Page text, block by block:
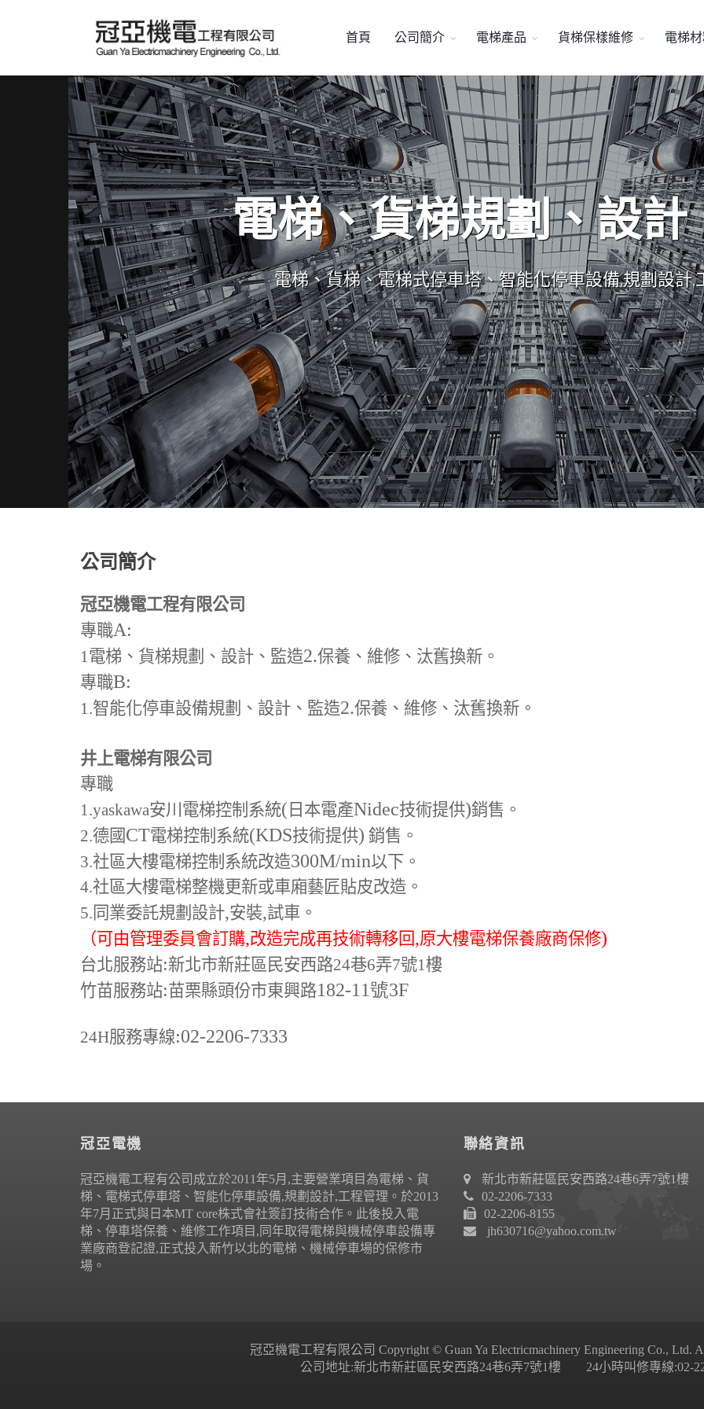
首頁 公司簡介 電梯產品 貨梯保樣維修 電梯
電梯、貨梯規劃、設計
電梯、貨梯、電梯式停車塔、智能化停車設備,規劃設計,
公司簡介
冠亞機電工程有限公司
專職A:
1電梯、貨梯規劃、設計、監造2.保養、維修、汰舊換新。
專職B:
1.智能化停車設備規劃、設計、監造2.保養、維修、汰舊換新。
井上電梯有限公司
專職
1.yaskawa安川電梯控制系統( 日本電產Nidec技術提供)銷售。
2.德國 CT電梯控制系統(KDS技術提供) 銷售。
3.社區大樓電梯控制系統改造300M/min以下。
4.社區大樓電梯整機更新或車廂藝匠貼皮改造。
5. 同業委託規劃設計,安裝,試車。
（可由管理委員會訂購,改造完成再技術轉移回,原大樓電梯保養廠商保修)
台北服務站:新北市新莊區民安西路24巷6弄7號1樓
竹苗服務站:苗栗縣頭份市東興路182-11號3F
24H服務專線:02-2206-7333
冠亞電機
冠亞機電工程有公司成立於2011年5月,主要營業項目為電梯、貨
梯、電梯式停車塔、智能化停車設備,規劃設計,工程管理。於2013
年7月正式與日本MT core株式會社簽訂技術合作。此後投入電
梯、停車塔保養、維修工作項目,同年取得電梯與機械停車設備專
業廠商登記證,正式投入新竹以北的電梯、機械停車場的保修市
場。
聯絡資訊
新北市新莊區民安西路24巷6弄7號1樓
02-2206-7333
02-2206-8155
jh630716@yahoo.com.tw
冠亞機電工程有限公司 Copyright © Guan Ya Electricmachinery Engineering Co., Ltd.
公司地址:新北市新莊區民安西路24巷6弄7號1樓 24小時叫修專線:02-